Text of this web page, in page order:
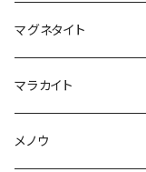
マグネタイト
マラカイト
メノウ